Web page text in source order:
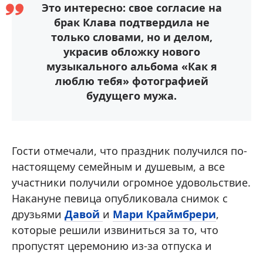
Это интересно: свое согласие на
брак Клава подтвердила не
только словами, но и делом,
украсив обложку нового
музыкального альбома «Как я
люблю тебя» фотографией
будущего мужа.
Гости отмечали, что праздник получился по-
настоящему семейным и душевым, а все
участники получили огромное удовольствие.
Накануне певица опубликовала снимок с
друзьями Давой и Мари Краймбрери,
которые решили извиниться за то, что
пропустят церемонию из-за отпуска и